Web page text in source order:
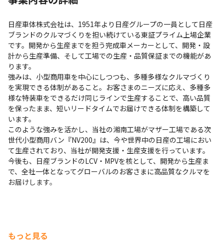
日産車体株式会社は、1951年より日産グループの一員として日産
ブランドのクルマづくりを担い続けている東証プライム上場企業
です。開発から生産までを担う完成車メーカーとして、開発・設
計から生産準備、そして工場での生産・品質保証までの機能があ
ります。
強みは、小型商用車を中心にしつつも、多種多様なクルマづくり
を実現できる体制があること。お客さまのニーズに応え、多種多
様な特装車をできるだけ同じラインで生産することで、高い品質
を保ったまま、短いリードタイムでお届けできる体制を構築して
います。
このような強みを活かし、当社の湘南工場がマザー工場である次
世代小型商用バン『NV200』は、今や世界中の日産の工場におい
て生産されており、当社が開発支援・生産支援を行っています。
今後も、日産ブランドのLCV・MPVを核として、開発から生産ま
で、全社一体となってグローバルのお客さまに高品質なクルマを
お届けします。
もっと見る